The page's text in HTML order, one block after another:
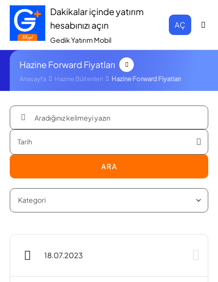
Dakikalar içinde yatırım
hesabınızı açın
Gedik Yatırım Mobil
AÇ
Hazine Forward Fiyatları
Anasayfa Hazine Bültenleri Hazine Forward Fiyatları
ARA
18.07.2023